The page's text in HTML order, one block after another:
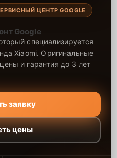
ЦЕНТР GOOGLE
Google
специализируется
Xiaomi. Оригинальные
и гарантия до 3 лет
заявку
цены